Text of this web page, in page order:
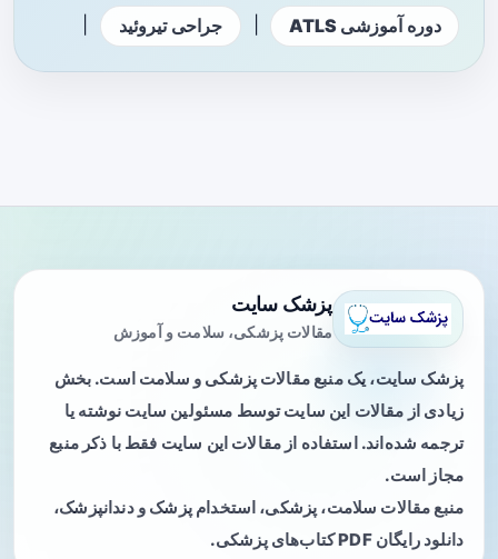
دوره آموزشی ATLS جراحی تیروئید
پزشک سایت
مقالات پزشکی، سلامت و آموزش
پزشک سایت، یک منبع مقالات پزشکی و سلامت است. بخش
زیادی از مقالات این سایت توسط مسئولین سایت نوشته یا
ترجمه شده‌اند. استفاده از مقالات این سایت فقط با ذکر منبع
مجاز است.
منبع مقالات سلامت، پزشکی، استخدام پزشک و دندانپزشک،
دانلود رایگان PDF کتاب‌های پزشکی.